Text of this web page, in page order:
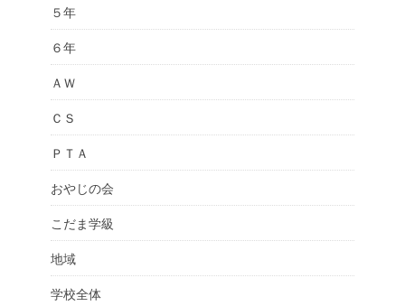
５年
６年
ＡＷ
ＣＳ
ＰＴＡ
おやじの会
こだま学級
地域
学校全体